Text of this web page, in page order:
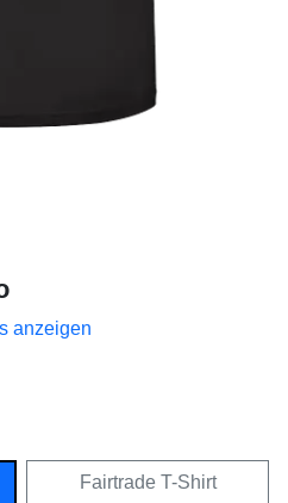
anzeigen
Fairtrade T-Shirt